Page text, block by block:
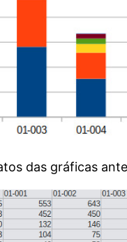
das gráficas